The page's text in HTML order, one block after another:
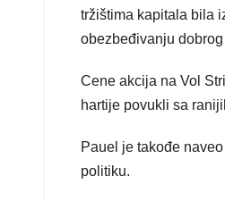
tržištima kapitala bila
obezbeđivanju
Cene akcija na Vol
hartije povukli sa
Pauel je takođe
politiku.